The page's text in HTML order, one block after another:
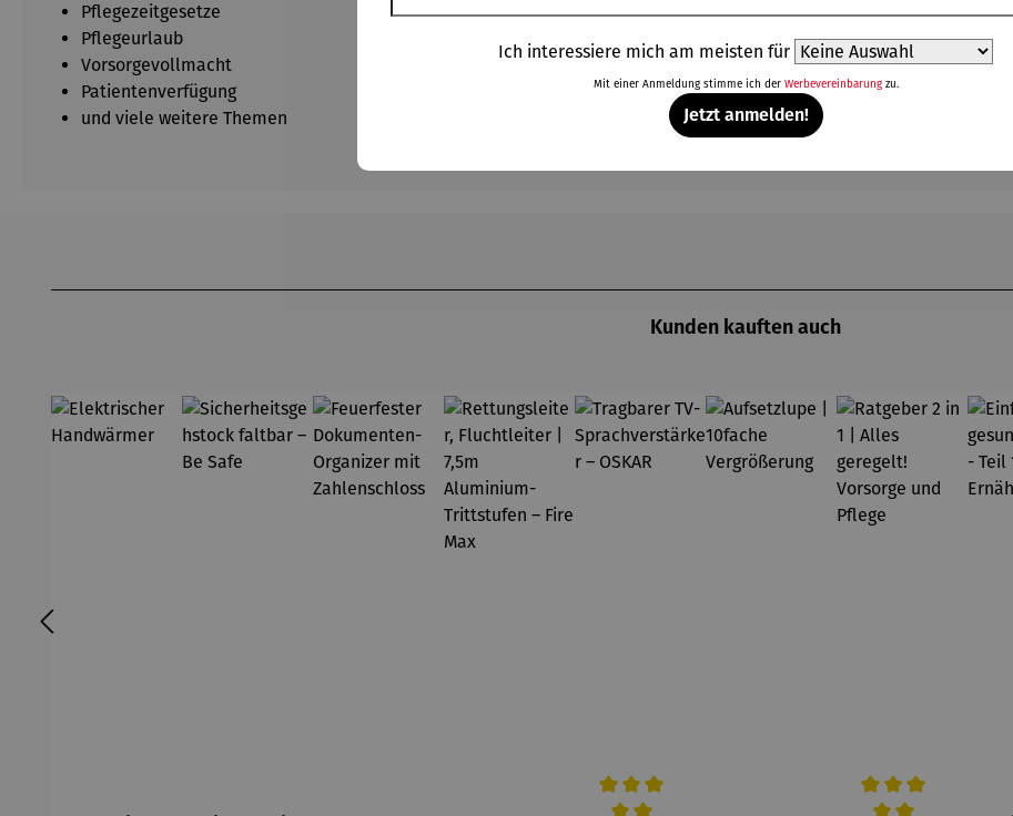
Pflegezeitgesetze
Pflegeurlaub
Vorsorgevollmacht
Patientenverfügung
und viele weitere Themen
Kunden kauften auch
Ich interessiere mich am meisten für
Mit einer Anmeldung stimme ich der Werbevereinbarungzu.
Jetzt anmelden!